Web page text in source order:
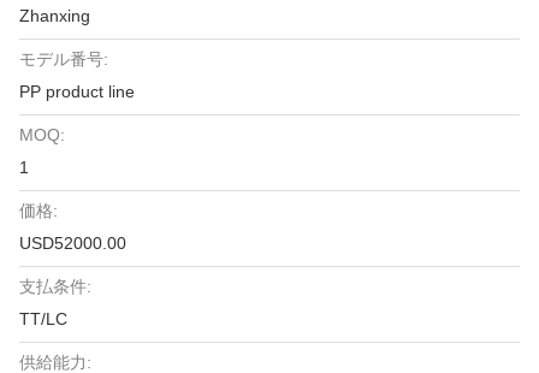
Zhanxing
モデル番号:
PP product line
MOQ:
1
価格:
USD52000.00
支払条件:
TT/LC
供給能力: